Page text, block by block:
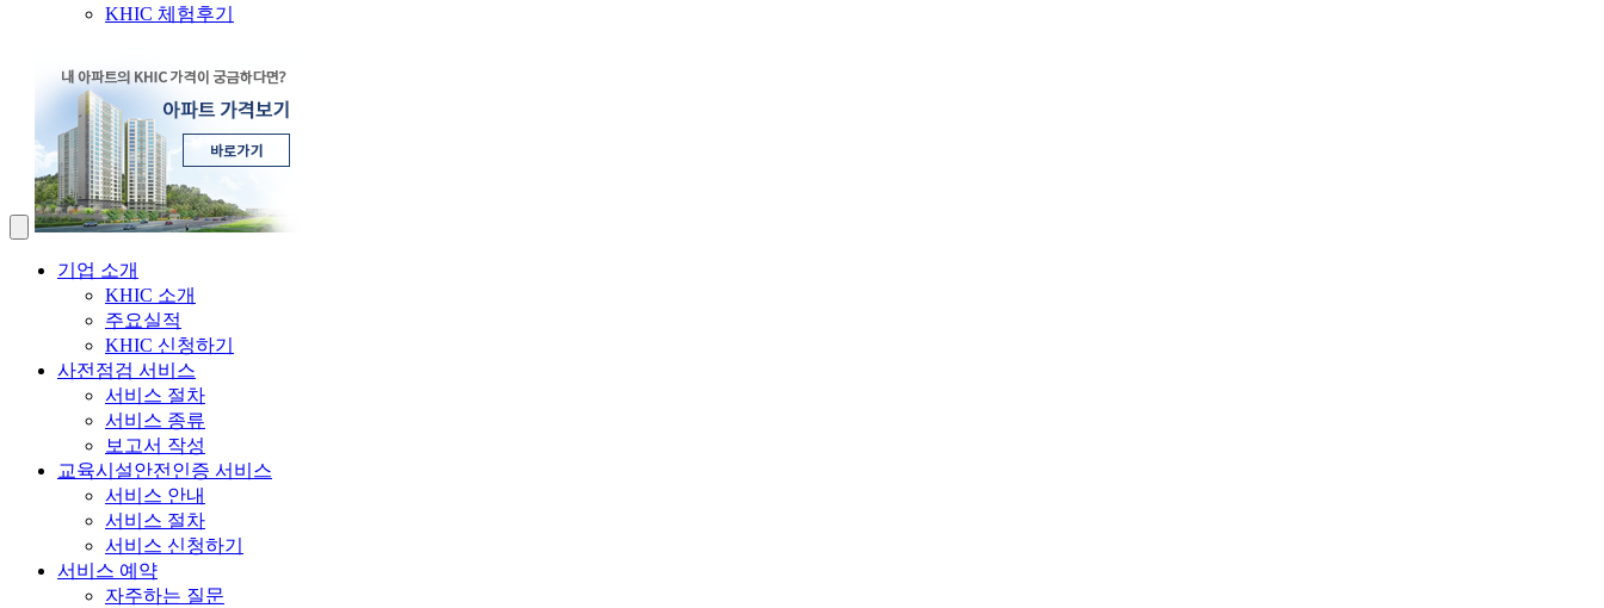
KHIC 체험후기
기업 소개
KHIC 소개
주요실적
KHIC 신청하기
사전점검 서비스
서비스 절차
서비스 종류
보고서 작성
교육시설안전인증 서비스
서비스 안내
서비스 절차
서비스 신청하기
서비스 예약
자주하는 질문